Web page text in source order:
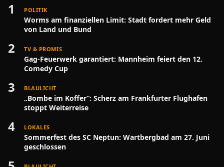
1 POLITIK
Worms am finanziellen Limit: Stadt fordert mehr Geld
von Land und Bund
2 TV & PROMIS
Gag-Feuerwerk garantiert: Mannheim feiert den 12.
Comedy Cup
3 BLAULICHT
„Bombe im Koffer“: Scherz am Frankfurter Flughafen
stoppt Weiterreise
4 LOKALES
Sommerfest des SC Neptun: Wartbergbad am 27. Juni
geschlossen